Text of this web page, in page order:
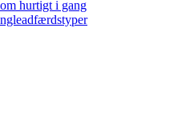
hurtigt i gang